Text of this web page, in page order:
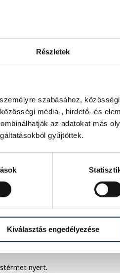
Részletek
szabásához,
média-, hirdető- és
az adatokat más
gyűjtöttek.
Kiválasztás engedélyezése
nyert.